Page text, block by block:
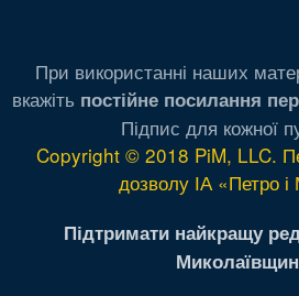
При використанні наших
вкажіть постійне посилання
Підпис для кожної
Copyright © 2018 PiM, LLC.
дозволу ІА «Петро
Підтримати найкращу